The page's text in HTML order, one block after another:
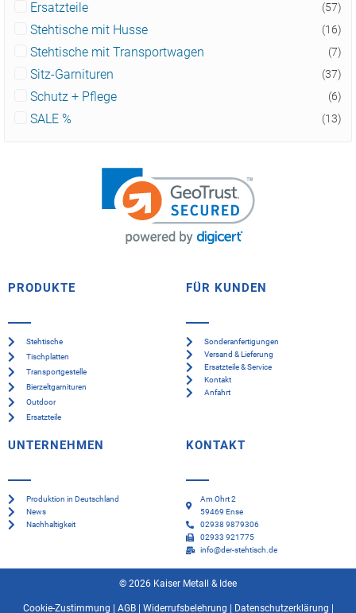
Ersatzteile (57)
Stehtische mit Husse (16)
Stehtische mit Transportwagen (7)
Sitz-Garnituren (37)
Schutz + Pflege (6)
SALE % (13)
PRODUKTE
Stehtische
Tischplatten
Transportgestelle
Bierzeltgarnituren
Outdoor
Ersatzteile
FÜR KUNDEN
Sonderanfertigungen
Versand & Lieferung
Ersatzteile & Service
Kontakt
Anfahrt
UNTERNEHMEN
Produktion in Deutschland
News
Nachhaltigkeit
KONTAKT
Am Ohrt 2
59469 Ense
02938 9879306
02933 921775
info@der-stehtisch.de
© 2026 Kaiser Metall & Idee
Cookie-Zustimmung AGB| Widerrufsbelehrung Datenschutzerklärung